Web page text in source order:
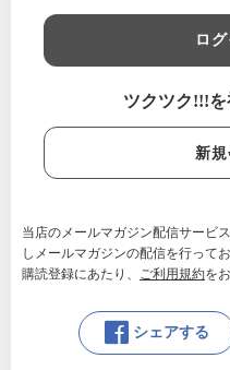
ロ
ツクツク!!!
新
当店のメールマガジン配信サービ
しメールマガジンの配信を行ってお
購読登録にあたり、 ご利用規約を
シェアする